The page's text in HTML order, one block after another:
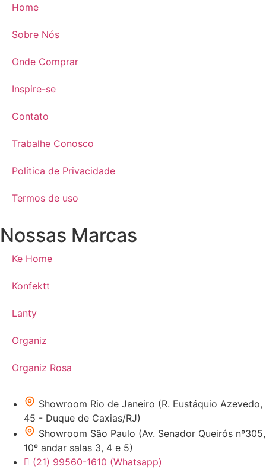
Home
Sobre Nós
Onde Comprar
Inspire-se
Contato
Trabalhe Conosco
Política de Privacidade
Termos de uso
Nossas Marcas
Ke Home
Konfektt
Lanty
Organiz
Organiz Rosa
Showroom Rio de Janeiro (R. Eustáquio Azevedo,
45 - Duque de Caxias/RJ)
Showroom São Paulo (Av. Senador Queirós nº305,
10º andar salas 3, 4 e 5)
(21) 99560-1610 (Whatsapp)